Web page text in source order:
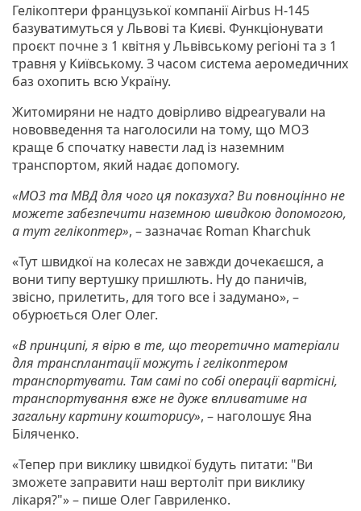
Гелікоптери французької компанії Airbus H-145
базуватимуться у Львові та Києві. Функціонувати
проєкт почне з 1 квітня у Львівському регіоні та з 1
травня у Київському. З часом система аеромедичних
баз охопить всю Україну.
Житомиряни не надто довірливо відреагували на
нововведення та наголосили на тому, що МОЗ
краще б спочатку навести лад із наземним
транспортом, який надає допомогу.
«МОЗ та МВД для чого ця показуха? Ви повноцінно не
можете забезпечити наземною швидкою допомогою,
а тут гелікоптер», – зазначає Roman Kharchuk
«Тут швидкої на колесах не завжди дочекаєшся, а
вони типу вертушку пришлють. Ну до паничів,
звісно, прилетить, для того все і задумано», –
обурюється Олег Олег.
«В принципі, я вірю в те, що теоретично матеріали
для трансплантації можуть і гелікоптером
транспортувати. Там самі по собі операції вартісні,
транспортування вже не дуже впливатиме на
загальну картину кошторису», – наголошує Яна
Біляченко.
«Тепер при виклику швидкої будуть питати: "Ви
зможете заправити наш вертоліт при виклику
лікаря?"» – пише Олег Гавриленко.